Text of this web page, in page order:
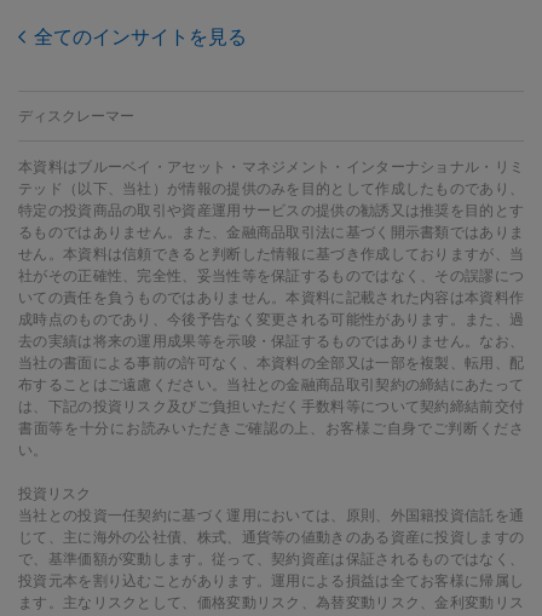
全てのインサイトを見る
ディスクレーマー
本資料はブルーベイ・アセット・マネジメント・インターナショナル・リミ
テッド（以下、当社）が情報の提供のみを目的として作成したものであり、
特定の投資商品の取引や資産運用サービスの提供の勧誘又は推奨を目的とす
るものではありません。また、金融商品取引法に基づく開示書類ではありま
せん。本資料は信頼できると判断した情報に基づき作成しておりますが、当
社がその正確性、完全性、妥当性等を保証するものではなく、その誤謬につ
いての責任を負うものではありません。本資料に記載された内容は本資料作
成時点のものであり、今後予告なく変更される可能性があります。また、過
去の実績は将来の運用成果等を示唆・保証するものではありません。なお、
当社の書面による事前の許可なく、本資料の全部又は一部を複製、転用、配
布することはご遠慮ください。当社との金融商品取引契約の締結にあたって
は、下記の投資リスク及びご負担いただく手数料等について契約締結前交付
書面等を十分にお読みいただきご確認の上、お客様ご自身でご判断くださ
い。
投資リスク
当社との投資一任契約に基づく運用においては、原則、外国籍投資信託を通
じて、主に海外の公社債、株式、通貨等の値動きのある資産に投資しますの
で、基準価額が変動します。従って、契約資産は保証されるものではなく、
投資元本を割り込むことがあります。運用による損益は全てお客様に帰属し
ます。主なリスクとして、価格変動リスク、為替変動リスク、金利変動リス